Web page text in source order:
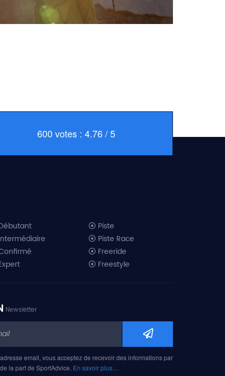
600 votes : 4.76 / 5
Piste
Piste Race
Freeride
Freestyle
Ski freeride 2019
Ski freestyle 2019
Ski AM 2019
Newsletter
email, vous acceptez de recevoir des informations par
la part de SportAdvice. En savoir plus…